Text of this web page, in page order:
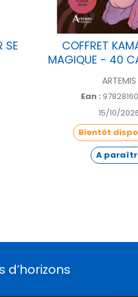
SE
COFFRET
MAGIQUE - 40
ARTEMIS
Ean :
15/10/
Bientôt
A
d’horizons